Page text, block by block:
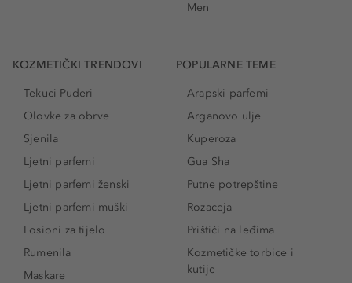
Men
KOZMETIČKI TRENDOVI
Tekuci Puderi
Olovke za obrve
Sjenila
Ljetni parfemi
Ljetni parfemi ženski
Ljetni parfemi muški
Losioni za tijelo
Rumenila
Maskare
POPULARNE TEME
Arapski parfemi
Arganovo ulje
Kuperoza
Gua Sha
Putne potrepštine
Rozaceja
Prištići na leđima
Kozmetičke torbice i
kutije